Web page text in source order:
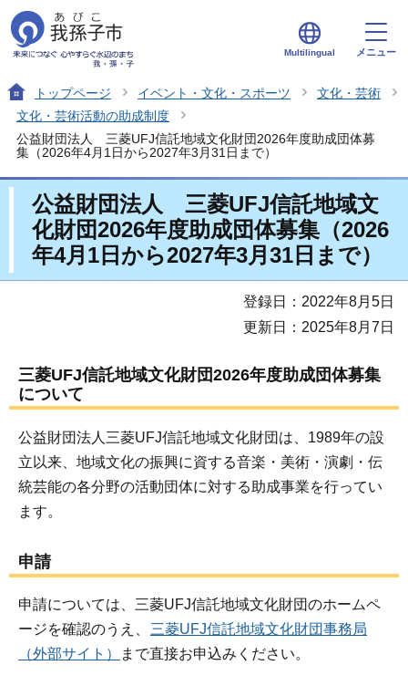
Multilingual メニュー
トップページ イベント・文化・スポーツ
文化・芸術
文化・芸術活動の助成制度
公益財団法人 三菱UFJ信託地域文化財団2026年度助成団体募
集（2026年4月1日から2027年3月31日まで）
公益財団法人 三菱UFJ信託地域文
化財団2026年度助成団体募集（2026
年4月1日から2027年3月31日まで）
登録日：2022年8月5日
更新日：2025年8月7日
三菱UFJ信託地域文化財団2026年度助成団体募集
について
公益財団法人三菱UFJ信託地域文化財団は、1989年の設
立以来、地域文化の振興に資する音楽・美術・演劇・伝
統芸能の各分野の活動団体に対する助成事業を行ってい
ます。
申請
申請については、三菱UFJ信託地域文化財団のホームペ
ージを確認のうえ、 三菱UFJ信託地域文化財団事務局
（外部サイト）
まで直接お申込みください。